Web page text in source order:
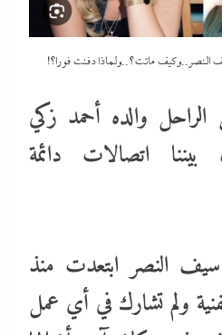
النصر..وكيف ماتت؟..ولماذا دفنت فورا؟!
والده أحمد زكي
اتصالات دائمة
النصر ابتعدت منذ
ولم تشارك في أي عمل